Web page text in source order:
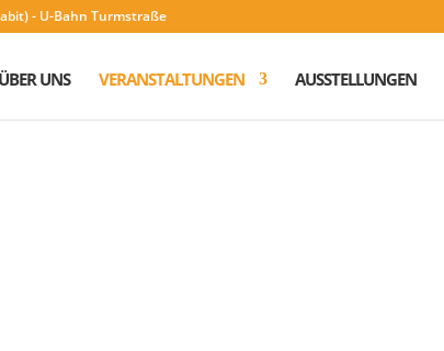
- U-Bahn Turmstraße
ÜBER UNS VERANSTALTUNGEN AUSSTELLUNGEN